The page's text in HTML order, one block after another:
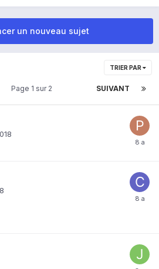
un nouveau sujet
TRIER PAR
SUIVANT
Page 1 sur 2